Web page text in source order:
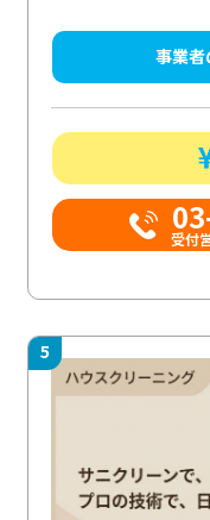
事業者
受付
5